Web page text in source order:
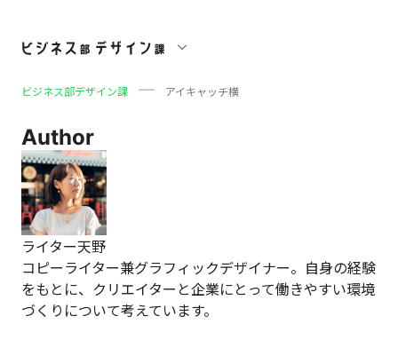
アイキャッチ横
ビジネス部デザイン課 アイキャッチ横
Author
ライター天野
コピーライター兼グラフィックデザイナー。自身の経験
をもとに、クリエイターと企業にとって働きやすい環境
づくりについて考えています。